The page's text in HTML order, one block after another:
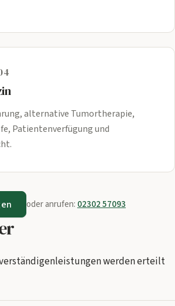
alternative Tumortherapie,
Patientenverfügung und
oder anrufen: 02302 57093
werden erteilt